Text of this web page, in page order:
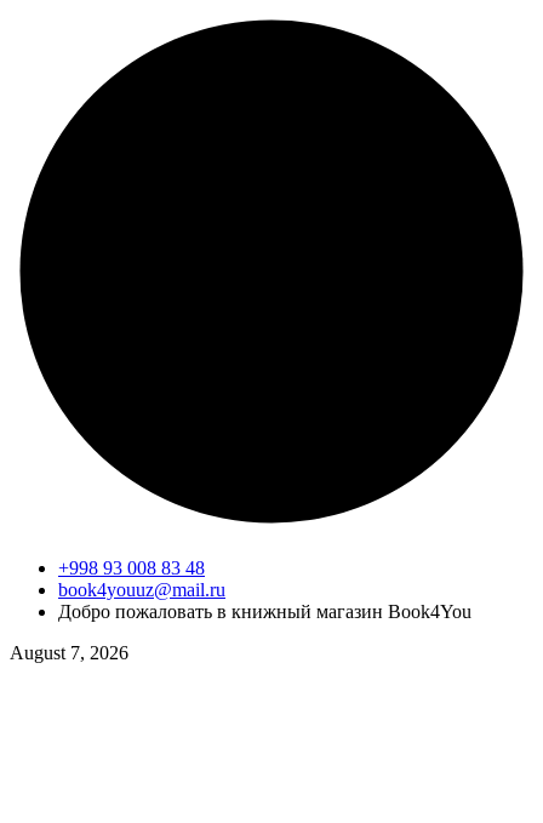
+998 93 008 83 48
book4youuz@mail.ru
Добро пожаловать в книжный магазин Book4You
August 7, 2026